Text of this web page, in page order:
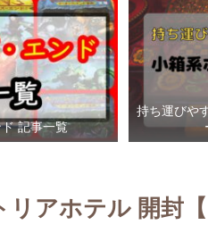
記事一覧
持ち運びや
リアホテル 開封